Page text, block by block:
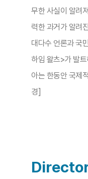
무한 사실이 알려
력한 과거가 알려
대다수 언론과 국
하임 왈츠>가 발
아는 한동안 국제
경]